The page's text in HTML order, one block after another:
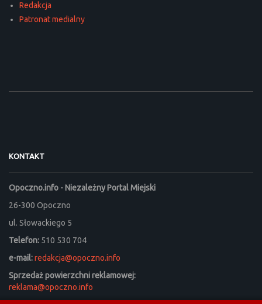
Redakcja
Patronat medialny
KONTAKT
Opoczno.info - Niezależny Portal Miejski
26-300 Opoczno
ul. Słowackiego 5
Telefon: 510 530 704
e-mail:redakcja@opoczno.info
Sprzedaż powierzchni reklamowej:
reklama@opoczno.info